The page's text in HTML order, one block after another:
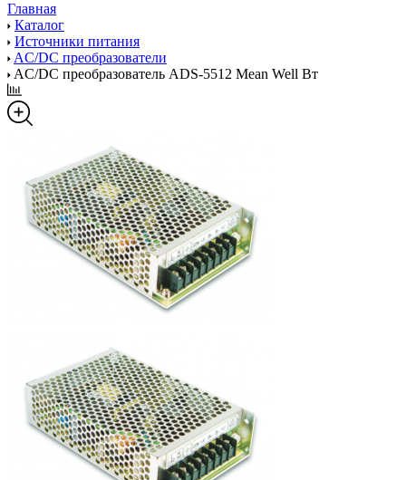
Главная
Каталог
Источники питания
AC/DC преобразователи
AC/DC преобразователь ADS-5512 Mean Well Вт